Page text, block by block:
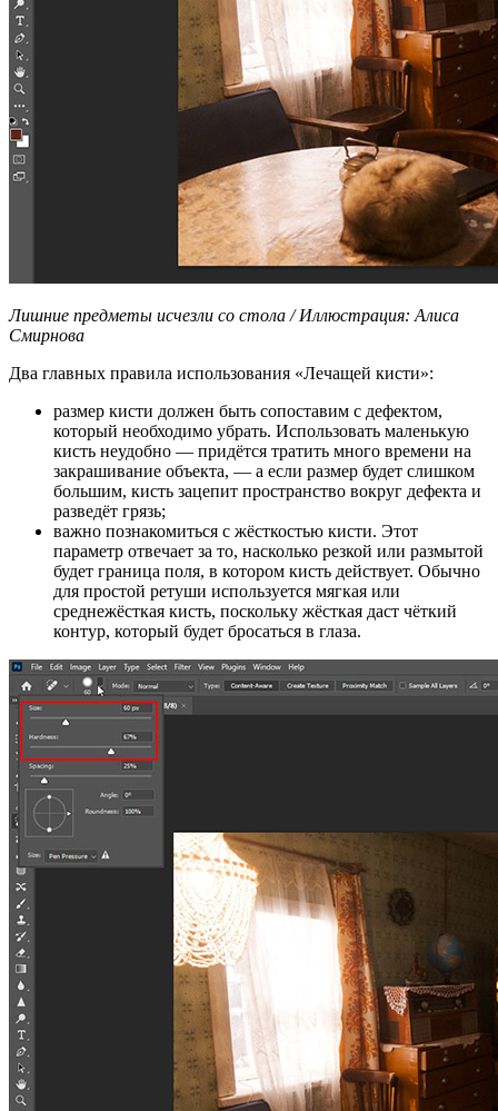
Лишние предметы исчезли со стола / Иллюстрация: Алиса
Смирнова
Два главных правила использования «Лечащей кисти»:
размер кисти должен быть сопоставим с дефектом,
который необходимо убрать. Использовать маленькую
кисть неудобно — придётся тратить много времени на
закрашивание объекта, — а если размер будет слишком
большим, кисть зацепит пространство вокруг дефекта и
разведёт грязь;
важно познакомиться с жёсткостью кисти. Этот
параметр отвечает за то, насколько резкой или размытой
будет граница поля, в котором кисть действует. Обычно
для простой ретуши используется мягкая или
среднежёсткая кисть, поскольку жёсткая даст чёткий
контур, который будет бросаться в глаза.